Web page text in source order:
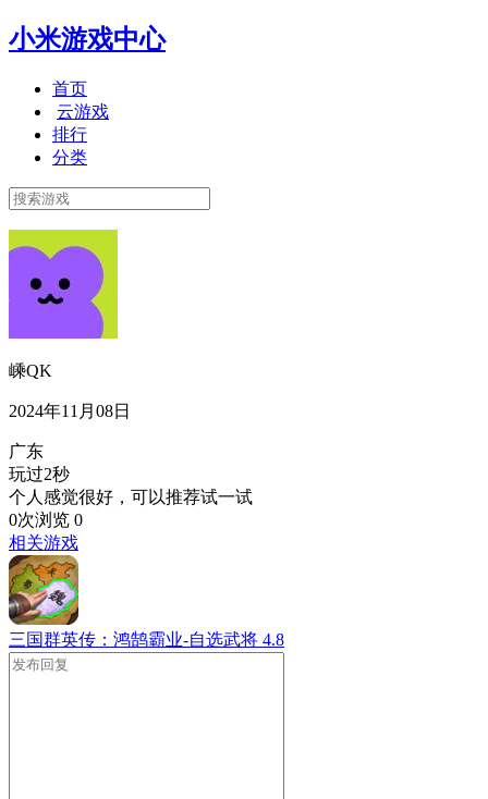
小米游戏中心
首页
云游戏
排行
分类
嵊QK
2024年11月08日
广东
玩过2秒
个人感觉很好，可以推荐试一试
0次浏览 0
相关游戏
三国群英传：鸿鹄霸业-自选武将 4.8